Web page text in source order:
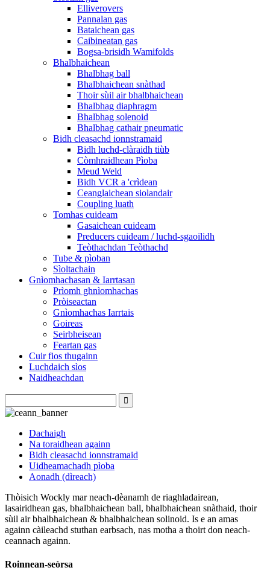
Elliverovers
Pannalan gas
Bataichean gas
Caibineatan gas
Bogsa-brisidh Wamifolds
Bhalbhaichean
Bhalbhag ball
Bhalbhaichean snàthad
Thoir sùil air bhalbhaichean
Bhalbhag diaphragm
Bhalbhag solenoid
Bhalbhag cathair pneumatic
Bidh cleasachd ionnstramaid
Bidh luchd-clàraidh tiùb
Còmhraidhean Pìoba
Meud Weld
Bidh VCR a 'crìdean
Ceanglaichean siolandair
Coupling luath
Tomhas cuideam
Gasaichean cuideam
Preducers cuideam / luchd-sgaoilidh
Teòthachdan Teòthachd
Tube & pìoban
Sìoltachain
Gnìomhachasan & Iarrtasan
Prìomh ghnìomhachas
Pròiseactan
Gnìomhachas Iarrtais
Goireas
Seirbheisean
Feartan gas
Cuir fios thugainn
Luchdaich sìos
Naidheachdan
Dachaigh
Na toraidhean againn
Bidh cleasachd ionnstramaid
Uidheamachadh pìoba
Aonadh (dìreach)
Thòisich Wockly mar neach-dèanamh de riaghladairean,
lasairidhean gas, bhalbhaichean ball, bhalbhaichean snàthaid, thoir
sùil air bhalbhaichean & bhalbhaichean solinoid. Is e an amas
againn càileachd stuthan earbsach, nas motha a thoirt don neach-
ceannach againn.
Roinnean-seòrsa